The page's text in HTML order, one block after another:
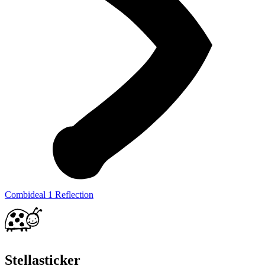
Combideal 1 Reflection
Stellasticker